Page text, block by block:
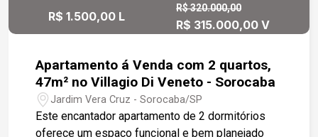
R$ 1.500,00 L
R$ 320.000,00
R$ 315.000,00 V
Apartamento á Venda com 2 quartos,
47m² no Villagio Di Veneto - Sorocaba
Jardim Vera Cruz - Sorocaba/SP
Este encantador apartamento de 2 dormitórios
oferece um espaço funcional e bem planejado